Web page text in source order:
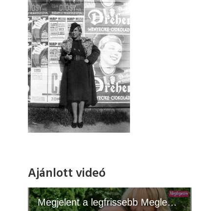
Ajánlott videó
Megjelent a legfrissebb Meglepetés! - 2026.06.09.